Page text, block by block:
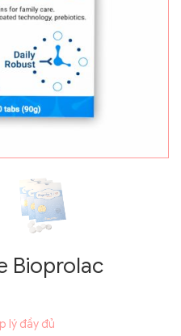
Bioprolac
lý đầy đủ